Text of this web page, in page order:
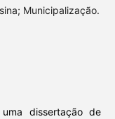
Municipalização.
dissertação de